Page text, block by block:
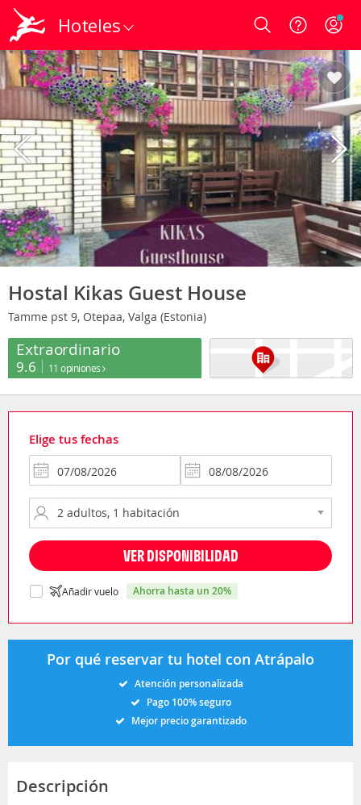
Hoteles Login
Hostal Kikas Guest House
Tamme pst 9, Otepaa, Valga (Estonia)
Extraordinario
9.6 11 opiniones
Elige tus fechas
VER DISPONIBILIDAD
Añadir vuelo ahorra hasta un 20%
Por qué reservar tu hotel con Atrápalo
Atención personalizada
Pago 100% seguro
Mejor precio garantizado
Descripción